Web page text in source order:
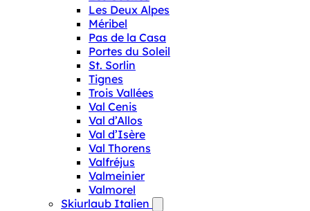
Les Deux Alpes
Méribel
Pas de la Casa
Portes du Soleil
St. Sorlin
Tignes
Trois Vallées
Val Cenis
Val d’Allos
Val d’Isère
Val Thorens
Valfréjus
Valmeinier
Valmorel
Skiurlaub Italien